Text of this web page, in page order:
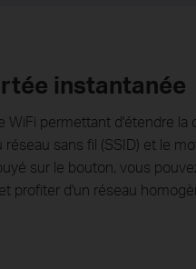
instantanée
WiFi permettant d'étendre
sans fil (SSID) et le
sur le bouton, vous
profiter d'un réseau